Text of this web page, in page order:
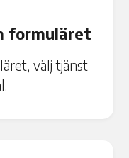
formuläret
välj tjänst